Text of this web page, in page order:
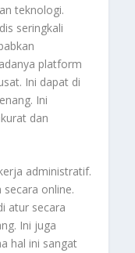
teknologi.
seringkali
platform
Ini dapat di
Ini
dan
administratif.
secara online.
atur secara
Ini juga
hal ini sangat